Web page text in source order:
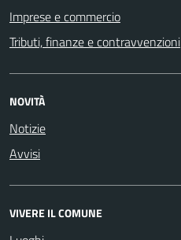
Imprese e commercio
Tributi, finanze e contravvenzioni
NOVITÀ
Notizie
Avvisi
VIVERE IL COMUNE